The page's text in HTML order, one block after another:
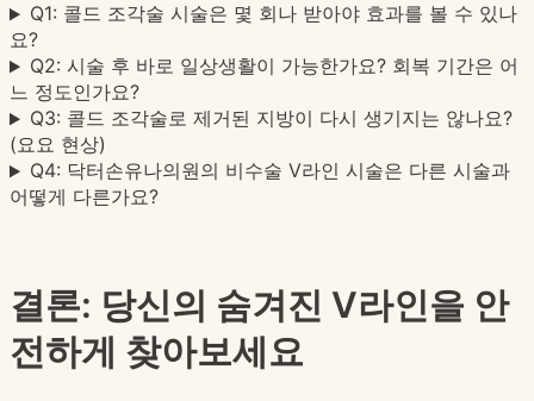
Q1: 콜드 조각술 시술은 몇 회나 받아야 효과를 볼 수 있나
요?
Q2: 시술 후 바로 일상생활이 가능한가요? 회복 기간은 어
느 정도인가요?
Q3: 콜드 조각술로 제거된 지방이 다시 생기지는 않나요?
(요요 현상)
Q4: 닥터손유나의원의 비수술 V라인 시술은 다른 시술과
어떻게 다른가요?
결론: 당신의 숨겨진 V라인을 안
전하게 찾아보세요